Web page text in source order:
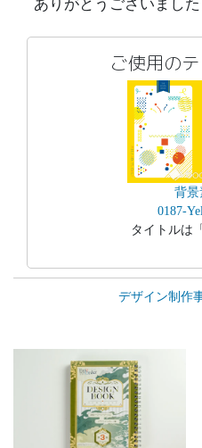
ありがとうございました
ご使用の
背景
0187-
タイトルは
デザイン制作